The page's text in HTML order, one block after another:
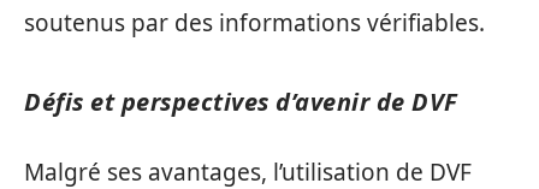
soutenus par des informations vérifiables.
Défis et perspectives d’avenir de DVF
Malgré ses avantages, l’utilisation de DVF